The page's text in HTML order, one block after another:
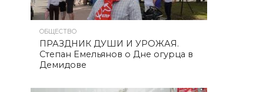
ОБЩЕСТВО
ПРАЗДНИК ДУШИ И УРОЖАЯ.
Степан Емельянов о Дне огурца в
Демидове